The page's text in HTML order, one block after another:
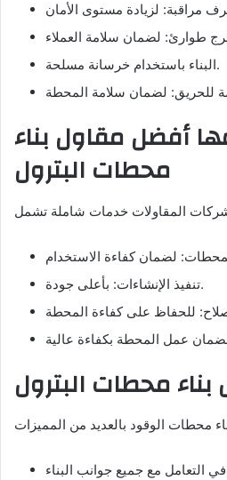
البناء باستخدام خرسانة مسلحة.
أفضل مقاول بناء
محطات البترول
تنفيذ الإنشاءات: بأعلى جودة.
محطات البترول